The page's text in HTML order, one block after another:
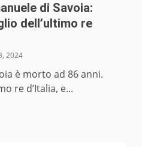
di Savoia:
dell’ultimo re
2024
è morto ad 86 anni.
re d’Italia, e...